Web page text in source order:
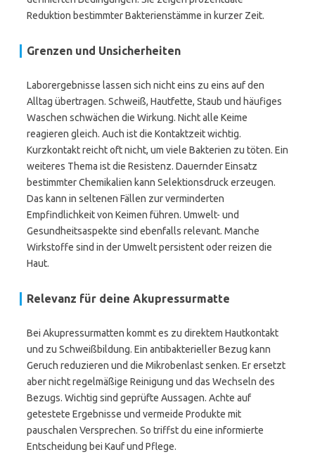
Reduktion bestimmter Bakterienstämme in kurzer Zeit.
Grenzen und Unsicherheiten
Laborergebnisse lassen sich nicht eins zu eins auf den
Alltag übertragen. Schweiß, Hautfette, Staub und häufiges
Waschen schwächen die Wirkung. Nicht alle Keime
reagieren gleich. Auch ist die Kontaktzeit wichtig.
Kurzkontakt reicht oft nicht, um viele Bakterien zu töten. Ein
weiteres Thema ist die Resistenz. Dauernder Einsatz
bestimmter Chemikalien kann Selektionsdruck erzeugen.
Das kann in seltenen Fällen zur verminderten
Empfindlichkeit von Keimen führen. Umwelt- und
Gesundheitsaspekte sind ebenfalls relevant. Manche
Wirkstoffe sind in der Umwelt persistent oder reizen die
Haut.
Relevanz für deine Akupressurmatte
Bei Akupressurmatten kommt es zu direktem Hautkontakt
und zu Schweißbildung. Ein antibakterieller Bezug kann
Geruch reduzieren und die Mikrobenlast senken. Er ersetzt
aber nicht regelmäßige Reinigung und das Wechseln des
Bezugs. Wichtig sind geprüfte Aussagen. Achte auf
getestete Ergebnisse und vermeide Produkte mit
pauschalen Versprechen. So triffst du eine informierte
Entscheidung bei Kauf und Pflege.